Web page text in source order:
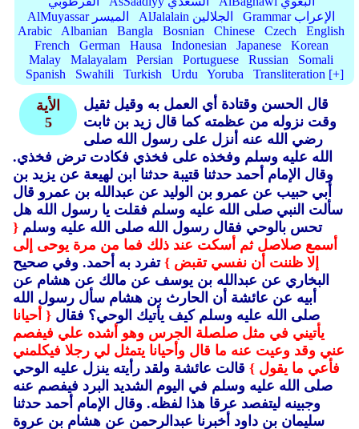
AlMuyassar الميسر
AlJalalain الجلالين
Grammar الإعراب
Arabic
Albanian Bangla Bosnian Chinese Czech
English
French
German Hausa Indonesian Japanese
Korean
Malay
Malayalam Persian Portuguese Russian
Somali
Spanish
Swahili Turkish Urdu Yoruba Transliteration [+]
الأية
5
قال الحسن وقتادة أي العمل به وقيل ثقيل
وقت نزوله من عظمته كما قال زيد بن ثابت
رضي الله عنه أنزل على رسول الله صلى
الله عليه وسلم وفخذه على فخذي فكادت ترض فخذي.
وقال الإمام أحمد حدثنا قتيبة حدثنا ابن لهيعة عن يزيد بن
أبي حبيب عن عمرو بن الوليد عن عبدالله بن عمرو قال
سألت النبي صلى الله عليه وسلم فقلت يا رسول الله هل
تحس بالوحي فقال رسول الله صلى الله عليه وسلم {
أسمع صلاصل ثم أسكت عند ذلك فما من مرة يوحى إلى
إلا ظننت أن نفسي تقبض } تفرد به أحمد. وفي صحيح
البخاري عن عبدالله بن يوسف عن مالك عن هشام عن
أبيه عن عائشة أن الحارث بن هشام سأل رسول الله
صلى الله عليه وسلم كيف يأتيك الوحي؟ فقال { أحيانا
يأتيني في مثل صلصلة الجرس وهو أشده علي فيفصم
عني وقد وعيت عنه ما قال وأحيانا يتمثل لي رجلا فيكلمني
فأعي ما يقول } قالت عائشة ولقد رأيته ينزل عليه الوحي
صلى الله عليه وسلم في اليوم الشديد البرد فيفصم عنه
وجبينه ليتفصد عرقا هذا لفظه. وقال الإمام أحمد حدثنا
سليمان بن داود أخبرنا عبدالرحمن عن هشام بن عروة